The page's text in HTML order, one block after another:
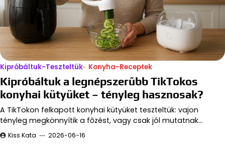
Kipróbáltuk-Teszteltük Konyha-Receptek
Kipróbáltuk a legnépszerűbb TikTokos
konyhai kütyüket – tényleg hasznosak?
A TikTokon felkapott konyhai kütyüket teszteltük: vajon
tényleg megkönnyítik a főzést, vagy csak jól mutatnak…
Kiss Kata 2026-06-16